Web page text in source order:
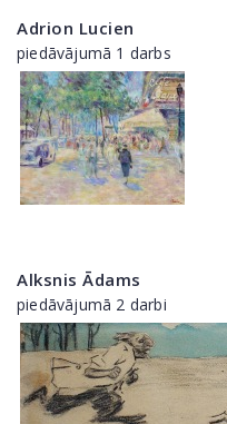
Adrion Lucien
piedāvājumā 1 darbs
Alksnis Ādams
piedāvājumā 2 darbi